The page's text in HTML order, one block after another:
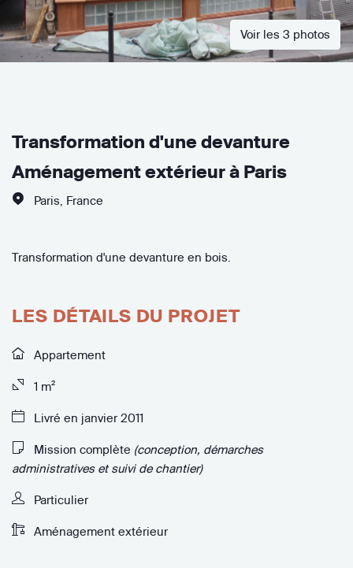
Voir les 3 photos
Transformation d'une devanture
Aménagement extérieur à Paris
Paris France
Transformation d'une devanture en bois.
LES DÉTAILS DU PROJET
Appartement
1 m²
Livré en janvier 2011
Mission complète (conception, démarches
administratives et suivi de chantier)
Particulier
Aménagement extérieur